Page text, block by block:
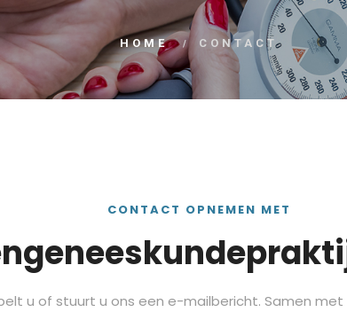
HOME CONTACT
CONTACT OPNEMEN MET
u of stuurt u ons een e-mailbericht. Samen